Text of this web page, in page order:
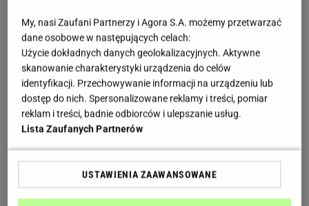
Woda gazowana- 200 ml
Masło- 120 g rozpuszczonego
Cukier- łyżka
NA FARSZ
Twaróg półtłusty- 200 g
My, nasi Zaufani Partnerzy i Agora S.A. możemy przetwarzać
dane osobowe w następujących celach:
Użycie dokładnych danych geolokalizacyjnych. Aktywne
skanowanie charakterystyki urządzenia do celów
identyfikacji. Przechowywanie informacji na urządzeniu lub
dostęp do nich. Spersonalizowane reklamy i treści, pomiar
reklam i treści, badnie odbiorców i ulepszanie usług.
Lista Zaufanych Partnerów
USTAWIENIA ZAAWANSOWANE